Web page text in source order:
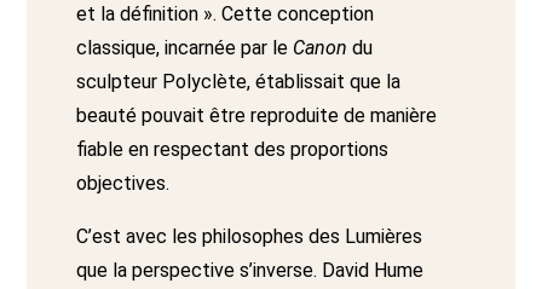
et la définition ». Cette conception
classique, incarnée par le Canon du
sculpteur Polyclète, établissait que la
beauté pouvait être reproduite de manière
fiable en respectant des proportions
objectives.
C’est avec les philosophes des Lumières
que la perspective s’inverse. David Hume